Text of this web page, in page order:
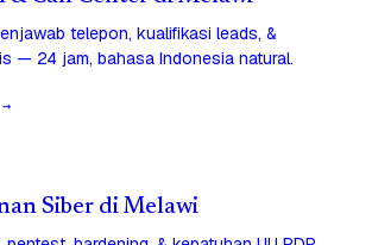
telepon, kualifikasi leads, &
— 24 jam, bahasa Indonesia natural.
Siber di Melawi